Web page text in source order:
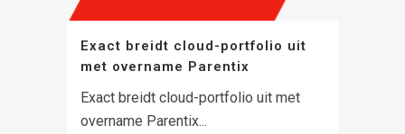
Exact breidt cloud-portfolio uit
met overname Parentix
Exact breidt cloud-portfolio uit met
overname Parentix...